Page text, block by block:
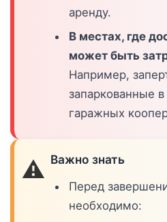
аренду.
В местах, где
может быть
Например,
запаркованные
гаражных
⚠️ Важно знать
Перед
необходимо: